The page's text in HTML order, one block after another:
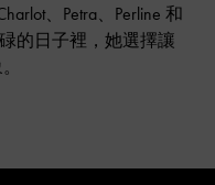
、Petra、Perline 和
的日子裡，她選擇讓